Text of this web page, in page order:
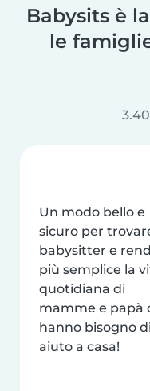
Babysits è
le
Un modo bello e
sicuro per
babysitter e
più semplice la
quotidiana di
mamme e papà
hanno bisogno
aiuto a casa!